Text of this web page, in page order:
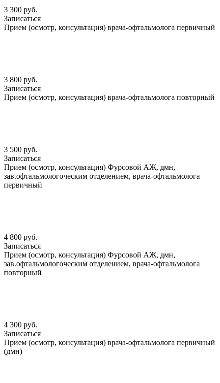
3 300 руб.
Записаться
Прием (осмотр, консультация) врача-офтальмолога первичный
3 800 руб.
Записаться
Прием (осмотр, консультация) врача-офтальмолога повторный
3 500 руб.
Записаться
Прием (осмотр, консультация) Фурсовой АЖ, дмн,
зав.офтальмологоческим отделением, врача-офтальмолога
первичный
4 800 руб.
Записаться
Прием (осмотр, консультация) Фурсовой АЖ, дмн,
зав.офтальмологоческим отделением, врача-офтальмолога
повторный
4 300 руб.
Записаться
Прием (осмотр, консультация) врача-офтальмолога первичный
(дмн)